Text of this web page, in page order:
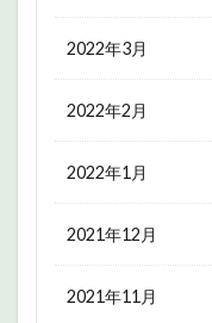
2022年3月
2022年2月
2022年1月
2021年12月
2021年11月